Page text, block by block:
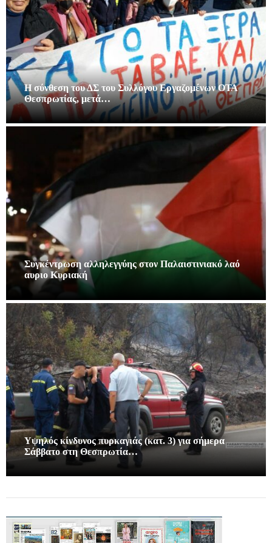
Η σύνθεση του ΔΣ του Συλλόγου Εργαζομένων ΟΤΑ
Θεσπρωτίας, μετά…
Συγκέντρωση αλληλεγγύης στον Παλαιστινιακό λαό
αυριο Κυριακή
Υψηλός κίνδυνος πυρκαγιάς (κατ. 3) για σήμερα
Σάββατο στη Θεσπρωτία…